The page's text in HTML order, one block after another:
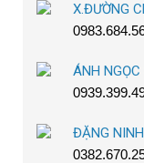
X.ĐƯỜNG
ÁNH NGỌC
ĐẶNG